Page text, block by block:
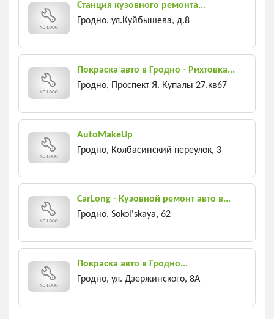
Станция кузовного ремонта...
Гродно, ул.Куйбышева, д.8
Покраска авто в Гродно - Рихтовка...
Гродно, Проспект Я. Купалы 27.кв67
AutoMakeUp
Гродно, Колбасинский переулок, 3
CarLong - Кузовной ремонт авто в...
Гродно, Sokol'skaya, 62
Покраска авто в Гродно...
Гродно, ул. Дзержинского, 8А